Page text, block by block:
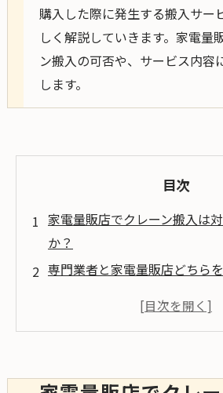
購入した際に発生する搬入サー
しく解説していきます。家電量
ン搬入の可否や、サービス内容
します。
目次
家電量販店でクレーン搬入は
か？
専門業者と家電量販店どちら
クレーン搬入可能な家電量販